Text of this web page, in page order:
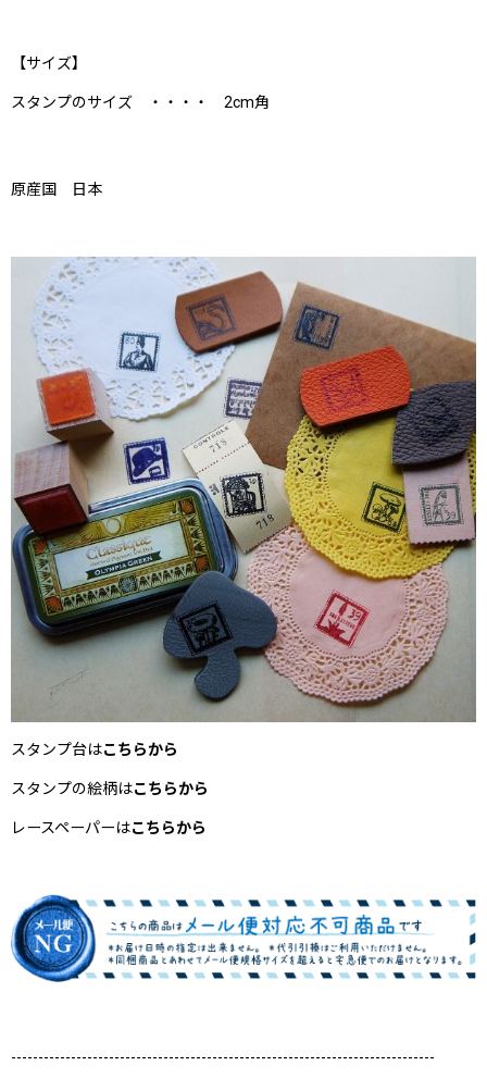
【サイズ】
スタンプのサイズ ・・・・ 2cm角
原産国 日本
スタンプ台はこちらから
スタンプの絵柄はこちらから
レースペーパーはこちらから
------------------------------------------------------------------------------